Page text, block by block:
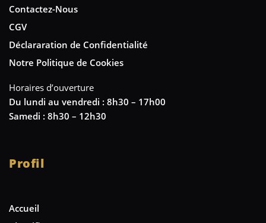
Contactez-Nous
CGV
Déclararation de Confidentialité
Notre Politique de Cookies
Horaires d’ouverture
Du lundi au vendredi : 8h30 – 17h00
Samedi : 8h30 – 12h30
Profil
Accueil